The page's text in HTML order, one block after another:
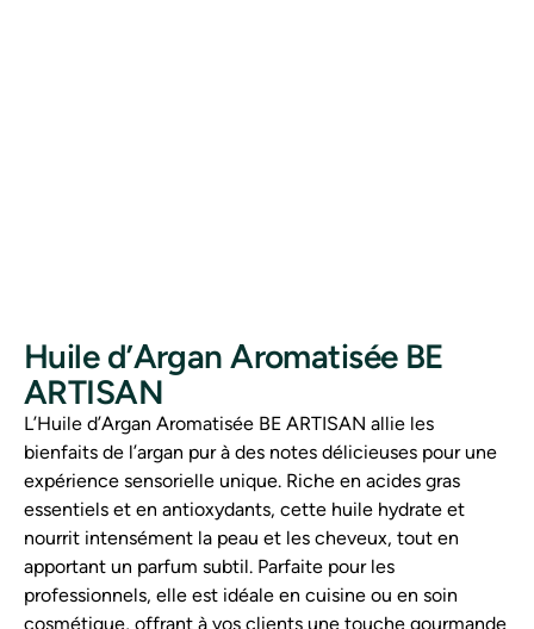
Huile d’Argan Aromatisée BE
ARTISAN
L’Huile d’Argan Aromatisée BE ARTISAN allie les
bienfaits de l’argan pur à des notes délicieuses pour une
expérience sensorielle unique. Riche en acides gras
essentiels et en antioxydants, cette huile hydrate et
nourrit intensément la peau et les cheveux, tout en
apportant un parfum subtil. Parfaite pour les
professionnels, elle est idéale en cuisine ou en soin
cosmétique, offrant à vos clients une touche gourmande